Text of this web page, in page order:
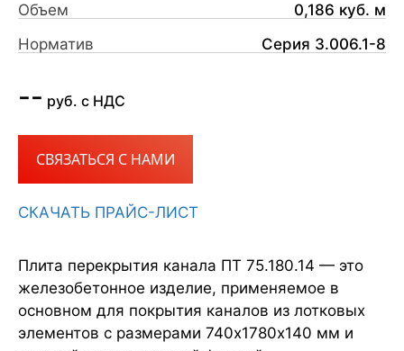
Объем
0,186 куб. м
Норматив
Серия 3.006.1-8
-- руб. с НДС
СВЯЗАТЬСЯ С НАМИ
СКАЧАТЬ ПРАЙС-ЛИСТ
Плита перекрытия канала ПТ 75.180.14 — это
железобетонное изделие, применяемое в
основном для покрытия каналов из лотковых
элементов с размерами 740х1780х140 мм и